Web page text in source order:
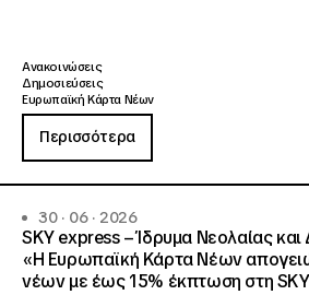
Ανακοινώσεις
Δημοσιεύσεις
Ευρωπαϊκή Κάρτα Νέων
Περισσότερα
30 · 06 · 2026
SKY express – Ίδρυμα Νεολαίας
«Η Ευρωπαϊκή Κάρτα Νέων
νέων με έως 15% έκπτωση στη